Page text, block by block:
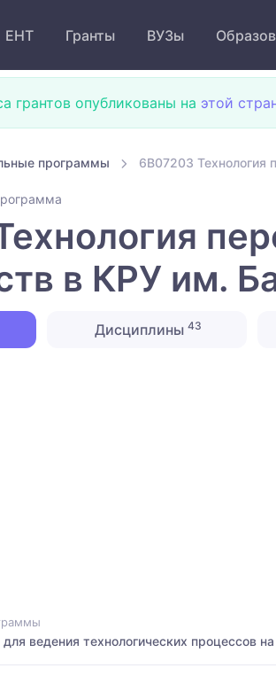
ЕНТ Гранты ВУЗы
грантов опубликованы на этой
программы 6B07203
в КРУ им.
Дисциплины43
для ведения технологических процессов